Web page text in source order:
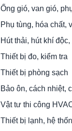
Ống gió, van gió,
Phụ tùng, hóa chất,
Hút thải, hút khí
Thiết bị đo, kiểm tra
Thiết bị phòng sạch
Bảo ôn, cách nhiệt,
Vật tư thi công
Thiết bị lạnh, hệ